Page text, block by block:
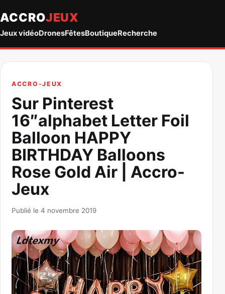
ACCROJEUX
Jeux vidéoDronesFêtesBoutiqueRecherche
ACCRO-JEUX
Sur Pinterest
16″alphabet Letter Foil
Balloon HAPPY
BIRTHDAY Balloons
Rose Gold Air | Accro-
Jeux
Publié le 4 novembre 2019